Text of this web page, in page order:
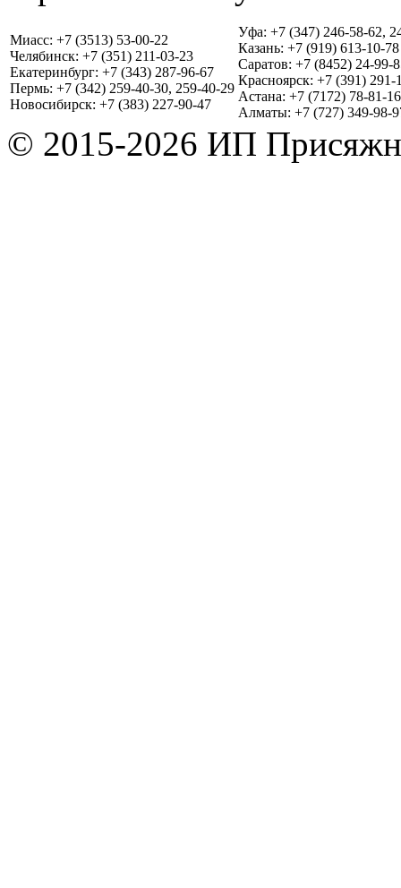
Миасс: +7 (3513) 53-00-22
Челябинск: +7 (351) 211-03-23
Екатеринбург: +7 (343) 287-96-67
Пермь: +7 (342) 259-40-30, 259-40-29
Новосибирск: +7 (383) 227-90-47
Уфа: +7 (347) 246-58-62,
Казань: +7 (919) 613-10-78
Саратов: +7 (8452) 24-99-
Красноярск: +7 (391) 291-
Астана: +7 (7172) 78-81-16
Алматы: +7 (727) 349-98-
© 2015-2026 ИП